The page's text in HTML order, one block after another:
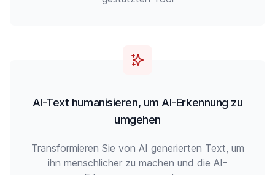
AI-Text humanisieren, um AI-Erkennung zu
umgehen
Transformieren Sie von AI generierten Text, um
ihn menschlicher zu machen und die AI-